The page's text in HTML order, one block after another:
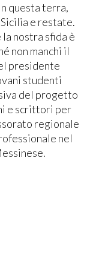
questa terra,
e restate.
nostra sfida è
non manchi il
presidente
studenti
del progetto
e scrittori per
regionale
nel